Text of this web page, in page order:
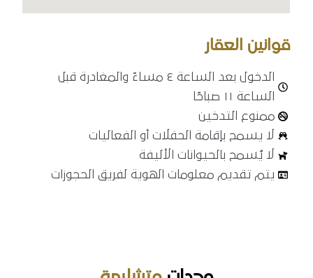
قوانين العقار
الدخول بعد الساعة ٤ مساءً والمغادرة قبل
الساعة ١١ صباحًا
ممنوع التدخين
لا يسمح بإقامة الحفلات أو الفعاليات
لا يُسمح بالحيوانات الأليفة
يتم تقديم معلومات الهوية لفريق الحجوزات
تاريخ الخروج